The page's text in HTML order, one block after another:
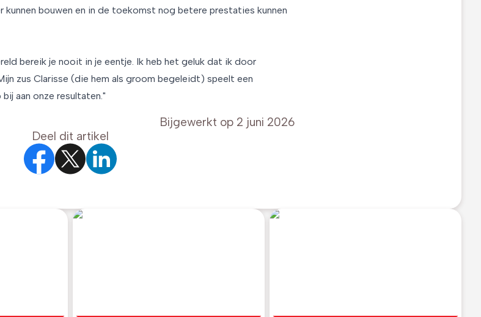
bouwen en in de toekomst nog betere prestaties kunnen
bereik je nooit in je eentje. Ik heb het geluk dat ik door
zus Clarisse (die hem als groom begeleidt) speelt een
aan onze resultaten."
Bijgewerkt op 2 juni 2026
Deel dit artikel